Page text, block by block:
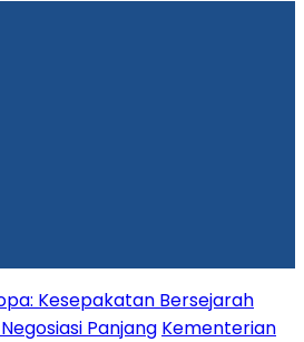
Kesepakatan Bersejarah
Panjang Kementerian